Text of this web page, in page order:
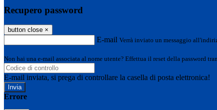
Recupero password
button close ×
E-mail Verrà inviato un messaggio
Non hai una e-mail associata al nome utente? Effettua il reset della password
E-mail inviata, si prega di controllare la casella di posta elettronica!
Errore